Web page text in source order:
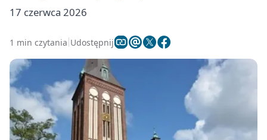
17 czerwca 2026
1 min czytania Udostępnij